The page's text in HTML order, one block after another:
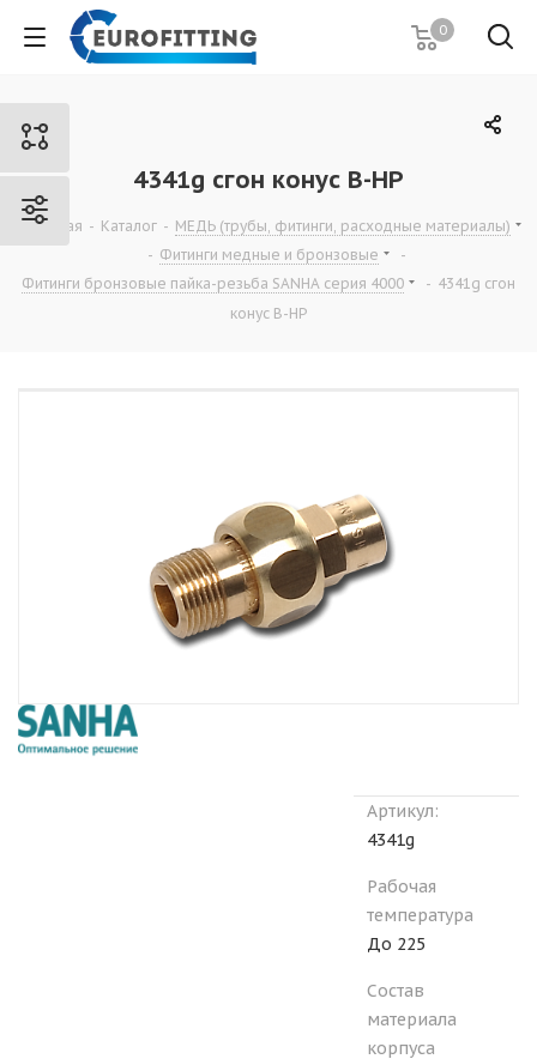
0
4341g сгон конус В-НР
Главная - Каталог - МЕДЬ (трубы, фитинги, расходные материалы)
- Фитинги медные и бронзовые
-
Фитинги бронзовые пайка-резьба SANHA серия 4000
- 4341g сгон
конус В-НР
Артикул:
4341g
Рабочая
температура
До 225
Состав
материала
корпуса